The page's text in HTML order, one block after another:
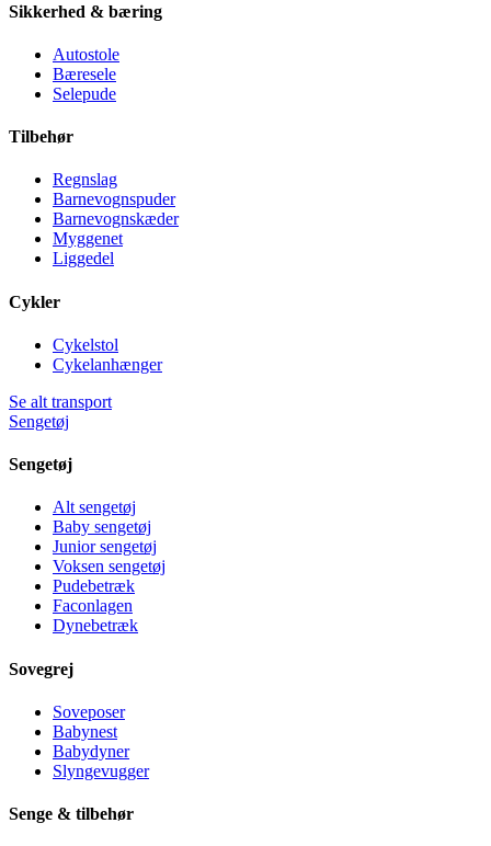
Sikkerhed & bæring
Autostole
Bæresele
Selepude
Tilbehør
Regnslag
Barnevognspuder
Barnevognskæder
Myggenet
Liggedel
Cykler
Cykelstol
Cykelanhænger
Se alt transport
Sengetøj
Sengetøj
Alt sengetøj
Baby sengetøj
Junior sengetøj
Voksen sengetøj
Pudebetræk
Faconlagen
Dynebetræk
Sovegrej
Soveposer
Babynest
Babydyner
Slyngevugger
Senge & tilbehør